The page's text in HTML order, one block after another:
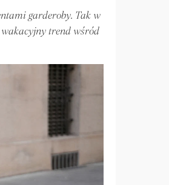
garderoby. Tak w
wakacyjny trend wśród